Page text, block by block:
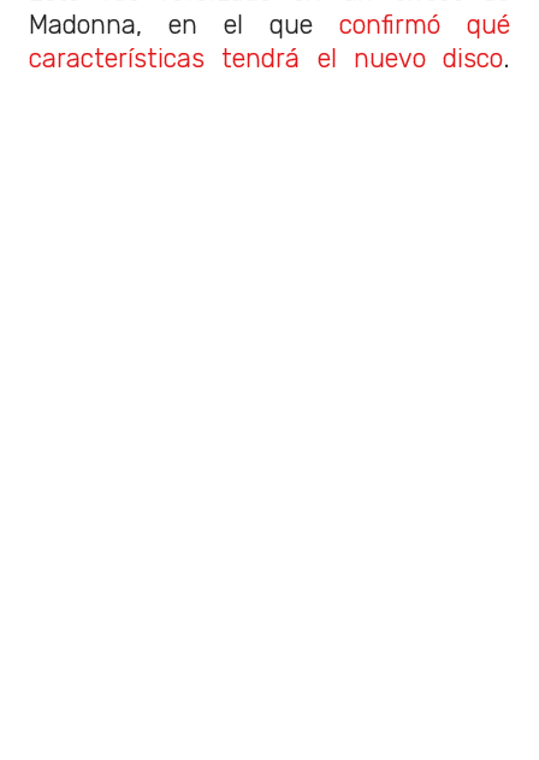
Madonna, en el que confirmó qué
características tendrá el nuevo disco.